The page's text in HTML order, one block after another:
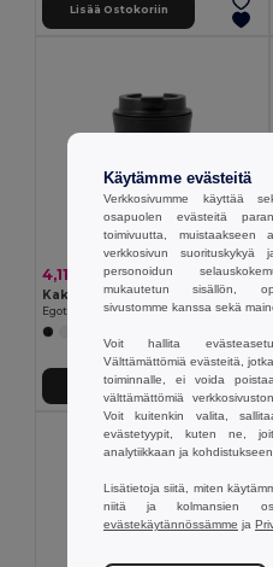
Lisää Ostokoriin
4,11 €
Egotier 94386
Lisää Ostokoriin
Käytämme evästeitä
Verkkosivumme käyttää
osapuolen evästeitä
toimivuutta, muistaakseen
verkkosivun
personoidun
mukautetun sisällön,
sivustomme kanssa sekä
Voit hallita
Välttämättömiä evästeitä,
toiminnalle, ei voida
välttämättömiä
Voit kuitenkin valita,
evästetyypit, kuten ne,
analytiikkaan ja kohdistukseen.
Lisätietoja siitä, miten
niitä ja kolmansien
evästekäytännössämme ja